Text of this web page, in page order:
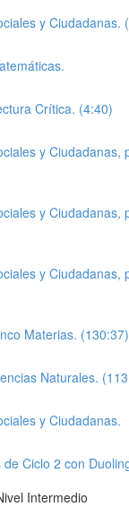
y Ciudadanas.
Crítica. (4:40)
y Ciudadanas,
y Ciudadanas,
y Ciudadanas,
Materias. (130:37)
Naturales.
y Ciudadanas.
Ciclo 2 con
Intermedio